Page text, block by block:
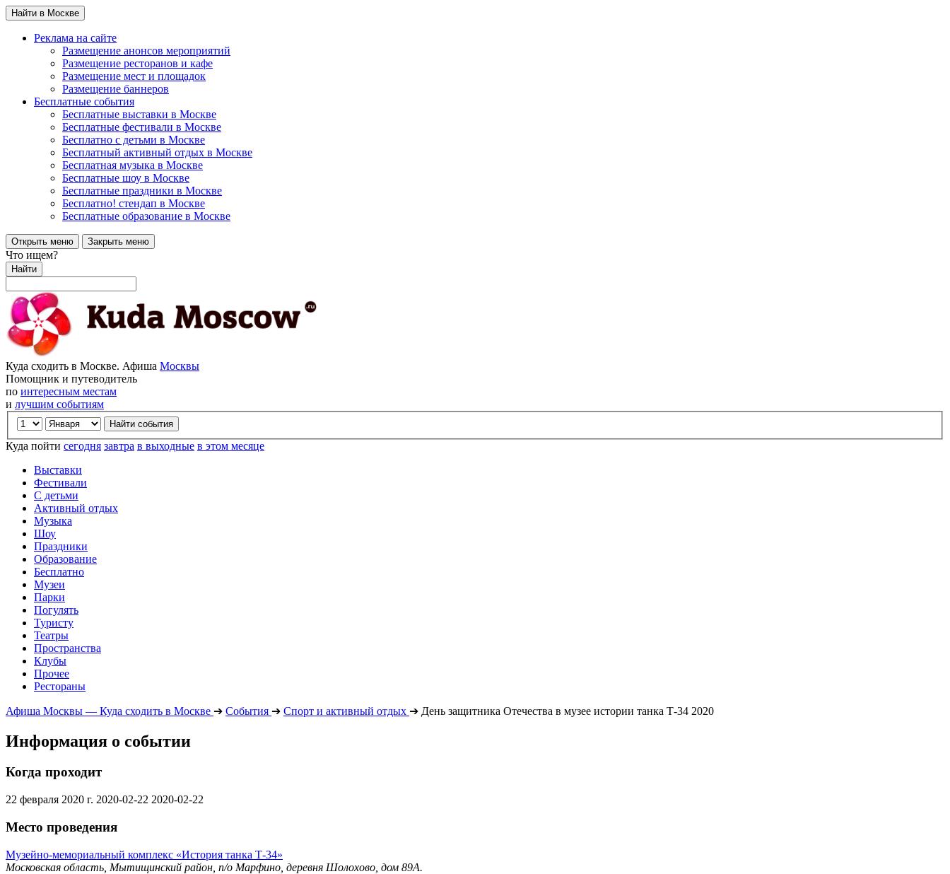
Найти в Москве
Реклама на сайте
Размещение анонсов мероприятий
Размещение ресторанов и кафе
Размещение мест и площадок
Размещение баннеров
Бесплатные события
Бесплатные выставки в Москве
Бесплатные фестивали в Москве
Бесплатно с детьми в Москве
Бесплатный активный отдых в Москве
Бесплатная музыка в Москве
Бесплатные шоу в Москве
Бесплатные праздники в Москве
Бесплатно! стендап в Москве
Бесплатные образование в Москве
Открыть меню Закрыть меню
Что ищем?
Найти
Куда сходить в Москве. Афиша Москвы
Помощник и путеводитель
по интересным местам
и лучшим событиям
Куда пойти сегодня завтра в выходные в этом месяце
Выставки
Фестивали
С детьми
Активный отдых
Музыка
Шоу
Праздники
Образование
Бесплатно
Музеи
Парки
Погулять
Туристу
Театры
Пространства
Клубы
Прочее
Рестораны
Афиша Москвы — Куда сходить в Москве ➔ События ➔ Спорт и активный отдых ➔ День защитника Отечества в музее истории танка Т-34 2020
Информация о событии
Когда проходит
22 февраля 2020 г. 2020-02-22 2020-02-22
Место проведения
Музейно-мемориальный комплекс «История танка Т-34»
Московская область, Мытищинский район, п/о Марфино, деревня Шолохово, дом 89А.